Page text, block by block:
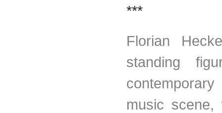
***
Florian
standing
music scene,